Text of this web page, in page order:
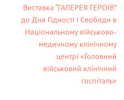
Виставка “ГАЛЕРЕЯ ГЕРОЇВ”
до Дня Гідності і Свободи в
Національному військово-
медичному клінічному
центрі «Головний
військовий клінічний
госпіталь»